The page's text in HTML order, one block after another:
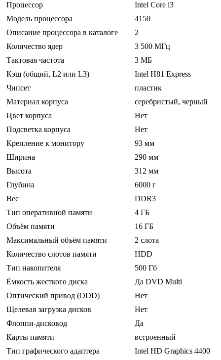
Процессор
Intel Core i3
Модель процессора
4150
Описание процессора в каталоге
2
Количество ядер
3 500 МГц
Тактовая частота
3 МБ
Кэш (общий, L2 или L3)
Intel H81 Express
Чипсет
пластик
Материал корпуса
серебристый, черный
Цвет корпуса
Нет
Подсветка корпуса
Нет
Крепление к монитору
93 мм
Ширина
290 мм
Высота
312 мм
Глубина
6000 г
Вес
DDR3
Тип оперативной памяти
4 ГБ
Объём памяти
16 ГБ
Максимальный объём памяти
2 слота
Количество слотов памяти
HDD
Тип накопителя
500 Гб
Ёмкость жесткого диска
Да DVD Multi
Оптический привод (ODD)
Нет
Щелевая загрузка дисков
Нет
Флоппи-дисковод
Да
Карты памяти
встроенный
Тип графического адаптера
Intel HD Graphics 4400